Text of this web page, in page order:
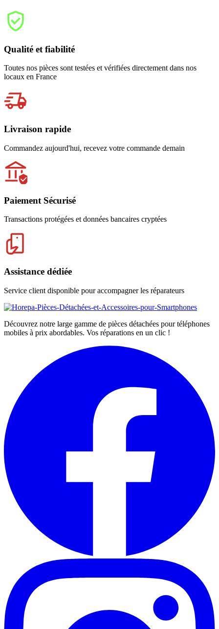
Qualité et fiabilité
Toutes nos pièces sont testées et vérifiées directement dans nos
locaux en France
Livraison rapide
Commandez aujourd'hui, recevez votre commande demain
Paiement Sécurisé
Transactions protégées et données bancaires cryptées
Assistance dédiée
Service client disponible pour accompagner les réparateurs
Découvrez notre large gamme de pièces détachées pour téléphones
mobiles à prix abordables. Vos réparations en un clic !